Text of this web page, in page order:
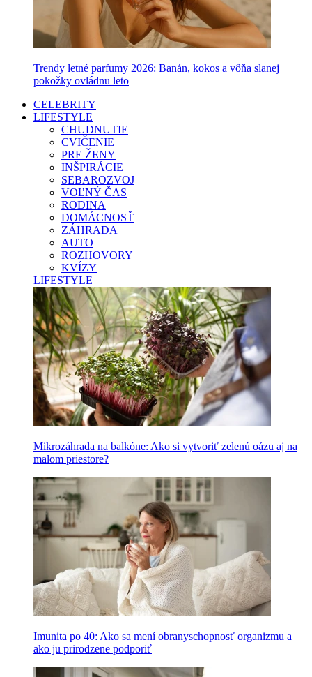
Trendy letné parfumy 2026: Banán, kokos a vôňa slanej
pokožky ovládnu leto
CELEBRITY
LIFESTYLE
CHUDNUTIE
CVIČENIE
PRE ŽENY
INŠPIRÁCIE
SEBAROZVOJ
VOĽNÝ ČAS
RODINA
DOMÁCNOSŤ
ZÁHRADA
AUTO
ROZHOVORY
KVÍZY
LIFESTYLE
Mikrozáhrada na balkóne: Ako si vytvoriť zelenú oázu aj na
malom priestore?
Imunita po 40: Ako sa mení obranyschopnosť organizmu a
ako ju prirodzene podporiť